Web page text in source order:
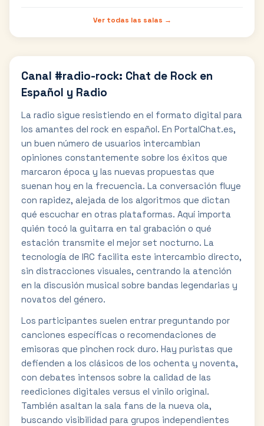
Ver todas las salas →
Canal #radio-rock: Chat de Rock en
Español y Radio
La radio sigue resistiendo en el formato digital para
los amantes del rock en español. En PortalChat.es,
un buen número de usuarios intercambian
opiniones constantemente sobre los éxitos que
marcaron época y las nuevas propuestas que
suenan hoy en la frecuencia. La conversación fluye
con rapidez, alejada de los algoritmos que dictan
qué escuchar en otras plataformas. Aquí importa
quién tocó la guitarra en tal grabación o qué
estación transmite el mejor set nocturno. La
tecnología de IRC facilita este intercambio directo,
sin distracciones visuales, centrando la atención
en la discusión musical sobre bandas legendarias y
novatos del género.
Los participantes suelen entrar preguntando por
canciones específicas o recomendaciones de
emisoras que pinchen rock duro. Hay puristas que
defienden a los clásicos de los ochenta y noventa,
con debates intensos sobre la calidad de las
reediciones digitales versus el vinilo original.
También asaltan la sala fans de la nueva ola,
buscando visibilidad para grupos independientes